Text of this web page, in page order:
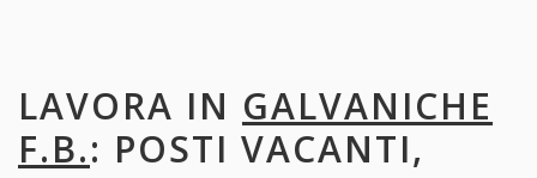
LAVORA IN GALVANICHE
F.B.: POSTI VACANTI,